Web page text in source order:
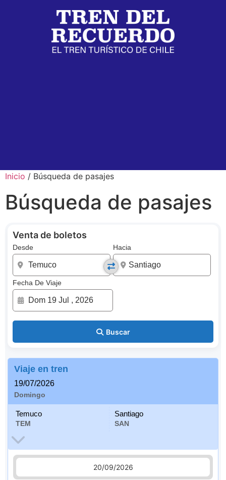
Inicio / Búsqueda de pasajes
Búsqueda de pasajes
Venta de boletos
Desde Hacia
Fecha De Viaje
Buscar
Viaje en tren
19/07/2026
Domingo
Temuco
TEM
Santiago
SAN
20/09/2026